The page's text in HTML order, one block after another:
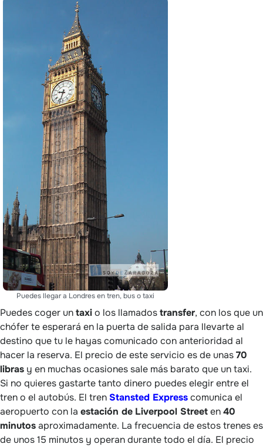
Puedes llegar a Londres en tren, bus o taxi
Puedes coger untaxio los llamadostransfer, con los que un
chófer te esperará en la puerta de salida para llevarte al
destino que tu le hayas comunicado con anterioridad al
hacer la reserva. El precio de este servicio es de unas70
libras y en muchas ocasiones sale más barato que un taxi.
Si no quieres gastarte tanto dinero puedes elegir entre el
tren o el autobús. El trenStansted Expresscomunica el
aeropuerto con la estación de Liverpool Streeten40
minutosaproximadamente. La frecuencia de estos trenes es
de unos 15 minutos y operan durante todo el día. El precio